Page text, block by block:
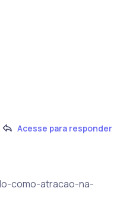
Acesse para responder
como-atracao-na-